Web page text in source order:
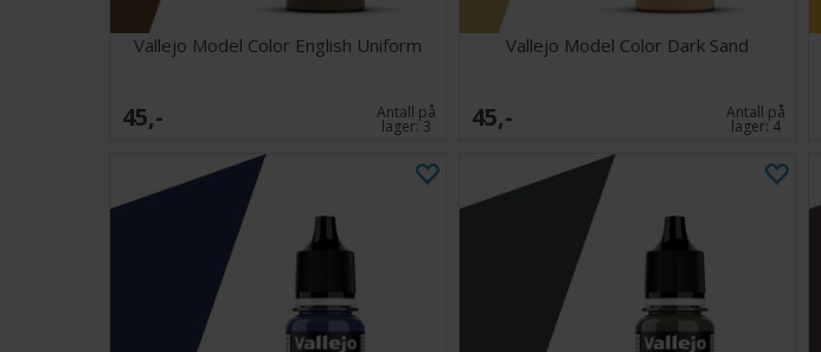
Vallejo Model Color English Uniform
45,- Antall på
lager:3
Vallejo Model Color Dark Sand
45,- Antall på
lager:4